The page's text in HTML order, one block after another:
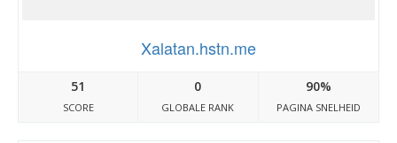
Xalatan.hstn.me
51
SCORE
0
GLOBALE RANK
90%
PAGINA SNELHEID